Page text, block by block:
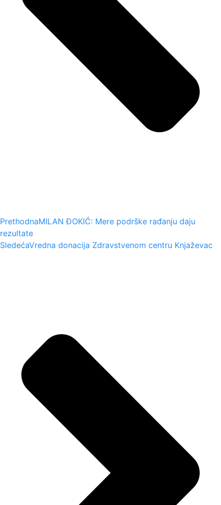
PrethodnaMILAN ĐOKIĆ: Mere podrške rađanju daju
rezultate
SledećaVredna donacija Zdravstvenom centru Knjaževac